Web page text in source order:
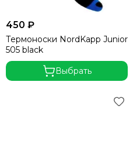
450 ₽
Термоноски NordKapp Junior
505 black
Выбрать